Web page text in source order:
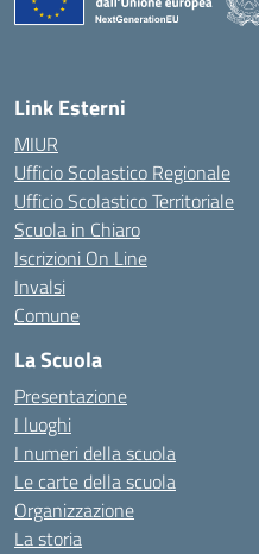
Link Esterni
MIUR
Ufficio Scolastico Regionale
Ufficio Scolastico Territoriale
Scuola in Chiaro
Iscrizioni On Line
Invalsi
Comune
La Scuola
Presentazione
I luoghi
I numeri della scuola
Le carte della scuola
Organizzazione
La storia